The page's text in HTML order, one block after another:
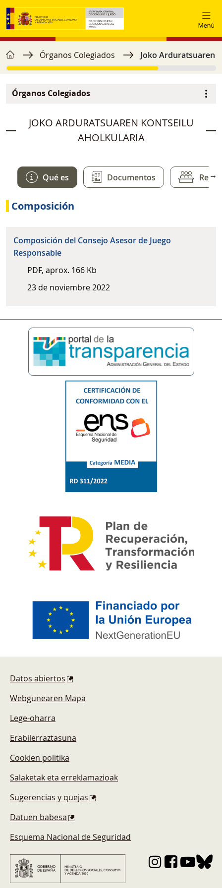
Skip to main content
Breadcrumb
home Órganos Colegiados Joko Arduratsuaren
Órganos Colegiados
JOKO ARDURATSUAREN KONTSEILU
AHOLKULARIA
→
Qué es Documentos
Composición
Composición del Consejo Asesor de Juego
Responsable
PDF, aprox. 166 Kb
23 de noviembre 2022
Datos abiertos
Webgunearen Mapa
Lege-oharra
Erabilerraztasuna
Cookien politika
Salaketak eta erreklamazioak
Sugerencias y quejas
Datuen babesa
Esquema Nacional de Seguridad